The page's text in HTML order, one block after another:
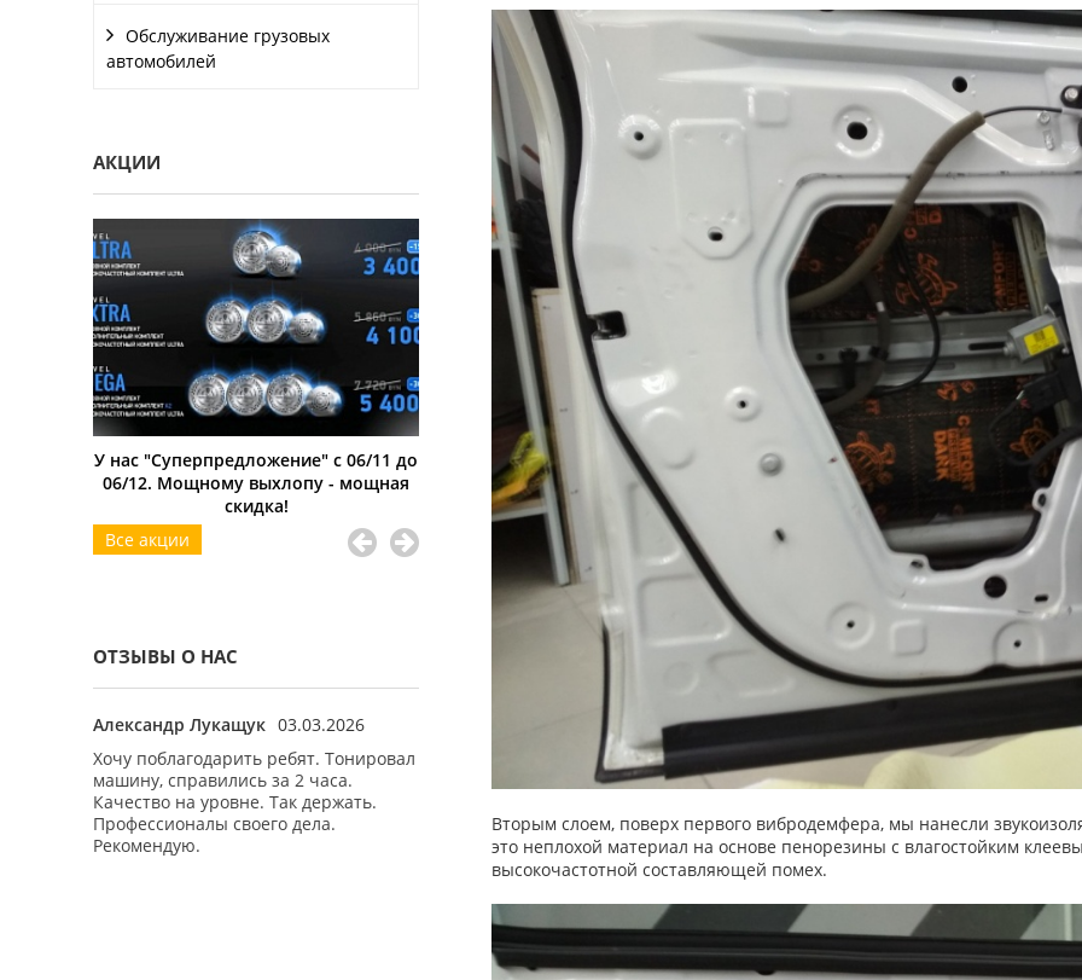
Обслуживание грузовых
автомобилей
АКЦИИ
У нас "Суперпредложение" с 06/11 до
06/12. Мощному выхлопу - мощная
скидка!
Скидка для владельцев Geely Не можете выбрать подарок?
Все акции
ОТЗЫВЫ О НАС
Александр Лукащук 03.03.2026
Хочу поблагодарить ребят. Тонировал
машину, справились за 2 часа.
Качество на уровне. Так держать.
Профессионалы своего дела.
Рекомендую.
Бронировал оптику и противотуманки
в BMW F10, ребята сработали очень
фары и закатали бронированной
пленкой, свет очень оживился и
думаю защитился на долго. Большое
за оперативную работу. Следующий
доп - только сюда.
Иван
Делал небольшой комплекс работ на
Lexus в вашем автоцентре. Все
произведены быстро и качественно.
Мастера все вежливые. Цены
демократичные. В студии есть Wi-Fi.
Вторым слоем, поверх первого вибродемфера, мы нанесли
это неплохой материал на основе пенорезины с влагостойким
высокочастотной составляющей помех.